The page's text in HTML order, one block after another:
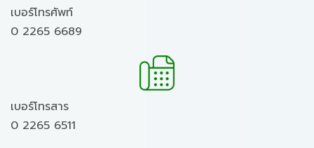
เบอร์โทรศัพท์
0 2265 6689
เบอร์โทรสาร
0 2265 6511